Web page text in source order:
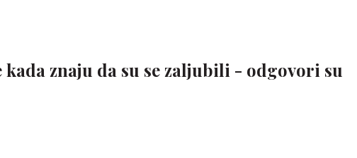
kada znaju da su se zaljubili - odgovori su